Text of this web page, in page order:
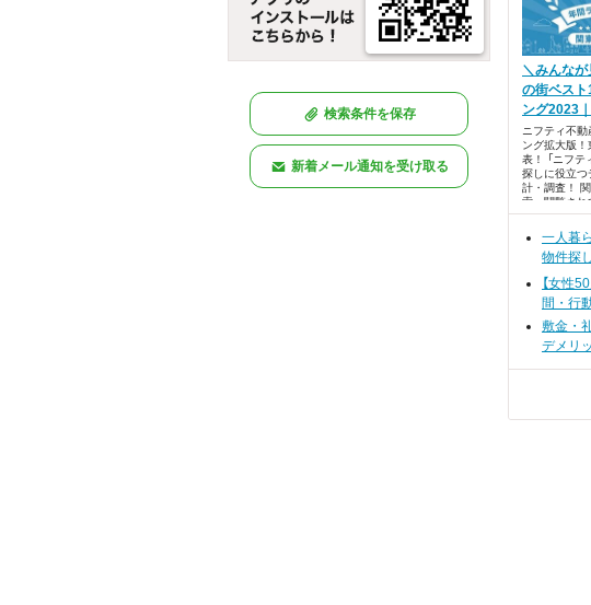
検索条件を保存
新着メール通知を受け取る
＼みんなが
の街ベス
ング2023
ニフティ不
ング拡大版
表！ 「ニフテ
探しに役立つ
計・調査！
索・閲覧され
ンキング形式
一人暮
物件探
【女性
間・行
敷金・
デメリ